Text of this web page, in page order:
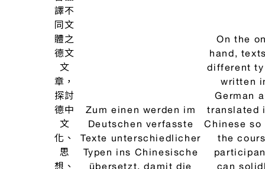
課教
材及
進
度，
加強
學生
的德
文寫
作能
力。
課程
結束
Das angestrebte
Kursniveau entspricht
dem Niveau B1 des
Gemeinsamen
Europäischen
culture
and to
current
in
The
course
level B1